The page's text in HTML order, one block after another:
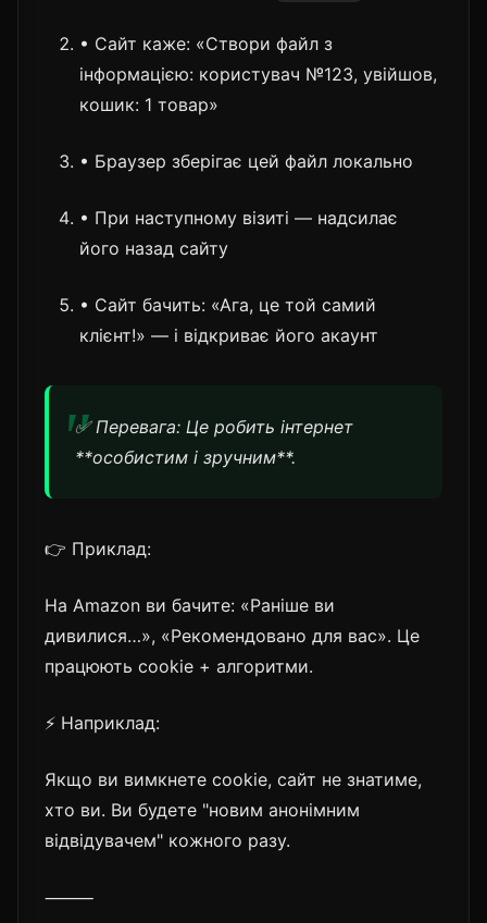
• Сайт каже: «Створи файл з
інформацією: користувач №123, увійшов,
кошик: 1 товар»
• Браузер зберігає цей файл локально
• При наступному візиті — надсилає
його назад сайту
• Сайт бачить: «Ага, це той самий
клієнт!» — і відкриває його акаунт
✅ Перевага: Це робить інтернет
**особистим і зручним**.
👉 Приклад:
На Amazon ви бачите: «Раніше ви
дивилися…», «Рекомендовано для вас». Це
працюють cookie + алгоритми.
⚡ Наприклад:
Якщо ви вимкнете cookie, сайт не знатиме,
хто ви. Ви будете "новим анонімним
відвідувачем" кожного разу.
⸻